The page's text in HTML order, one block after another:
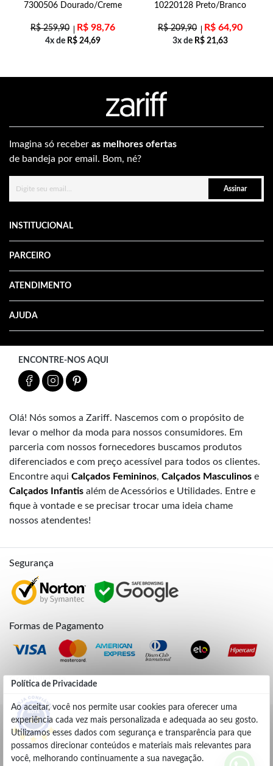
Política de Privacidade
Ao aceitar, você nos permite usar cookies para oferecer uma
experiência cada vez mais personalizada e adequada ao seu gosto.
Utilizamos esses dados com segurança e transparência para que
possamos direcionar conteúdos e materiais mais relevantes para
você, melhorando continuamente a sua navegação.
7300506 Dourado/Creme
R$259,90 R$ 98,76
4x de R$ 24,69
10220128 Preto/Branco
R$209,90 R$ 64,90
3x de R$ 21,63
Imagina só receber as melhores ofertas
de bandeja por email. Bom, né?
Assinar
INSTITUCIONAL
PARCEIRO
ATENDIMENTO
AJUDA
ENCONTRE-NOS AQUI
Olá! Nós somos a Zariff. Nascemos com o propósito de
levar o melhor da moda para nossos consumidores. Em
parceria com nossos fornecedores buscamos produtos
diferenciados e com preço acessível para todos os clientes.
Encontre aqui Calçados Femininos, Calçados Masculinos e
Calçados Infantis além de Acessórios e Utilidades. Entre e
fique à vontade e se precisar trocar uma ideia chame
nossos atendentes!
Segurança
Formas de Pagamento
Credibilidade
4.9